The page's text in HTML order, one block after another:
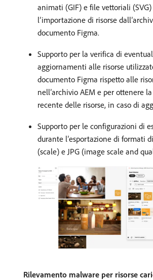
animati (GIF) e file vettoriali
l’importazione di risorse
documento Figma.
Supporto per la verifica di
aggiornamenti alle risorse
documento Figma rispetto alle
nell’archivio AEM e per ottenere
recente delle risorse, in caso di
Supporto per le configurazioni di
durante l’esportazione di formati
(scale) e JPG (image scale and
Rilevamento malware per risorse